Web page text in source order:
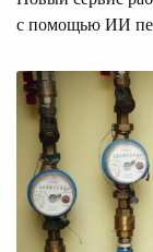
с помощью ИИ